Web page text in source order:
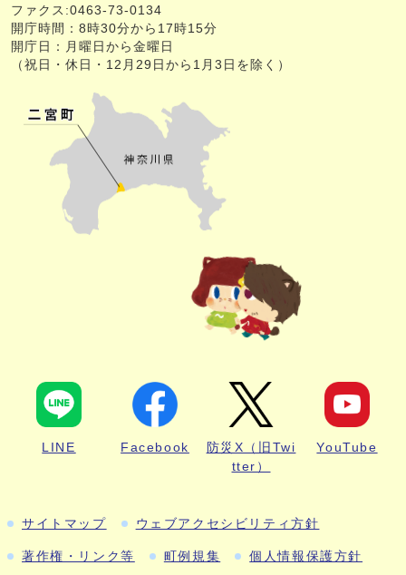
ファクス:0463-73-0134
開庁時間：8時30分から17時15分
開庁日：月曜日から金曜日
（祝日・休日・12月29日から1月3日を除く）
LINE Facebook
防災X（旧Twi
tter）
YouTube
サイトマップ ウェブアクセシビリティ方針
著作権・リンク等 町例規集 個人情報保護方針